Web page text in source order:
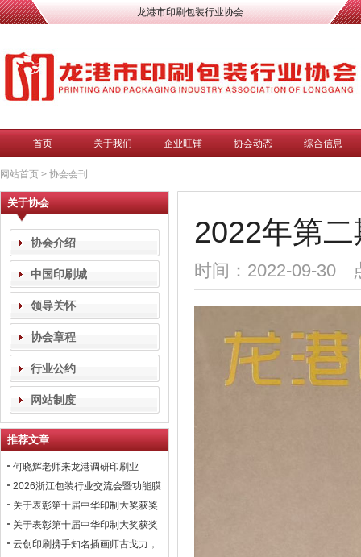
龙港市印刷包装行业协会
首页 关于我们 企业旺铺 协会动态 综合信息
网站首页 > 协会会刊
关于协会
协会介绍
中国印刷城
领导关怀
协会章程
行业公约
网站制度
推荐文章
何晓辉老师来龙港调研印刷业
2026浙江包装行业交流会暨功能膜
材与涂布行业高峰论坛即将在龙港
召开！
关于表彰第十届中华印制大奖获奖
会员企业的通报！
关于表彰第十届中华印制大奖获奖
会员企业的通报！
云创印刷携手知名插画师古戈力，
2022年第
时间：2022-09-30